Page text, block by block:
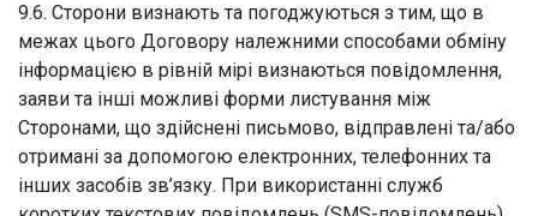
9.6. Сторони визнають та погоджуються з тим, що в
межах цього Договору належними способами обміну
інформацією в рівній мірі визнаються повідомлення,
заяви та інші можливі форми листування між
Сторонами, що здійснені письмово, відправлені та/або
отримані за допомогою електронних, телефонних та
інших засобів зв’язку. При використанні служб